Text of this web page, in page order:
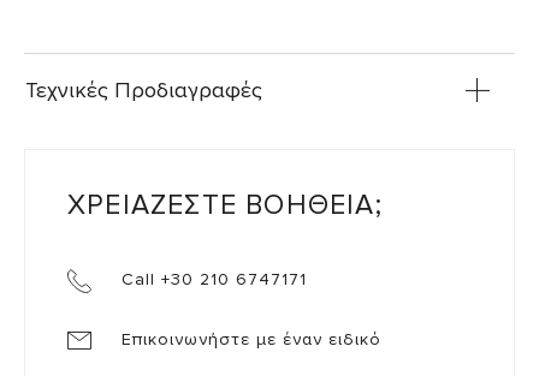
Τεχνικές Προδιαγραφές
ΧΡΕΙΑΖΕΣΤΕ ΒΟΗΘΕΙΑ;
Call +30 210 6747171
Επικοινωνήστε με έναν ειδικό